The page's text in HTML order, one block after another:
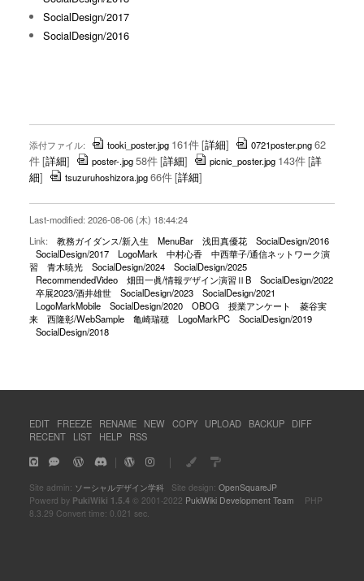
SocialDesign/2017
SocialDesign/2016
添付ファイル: tooki_poster.jpg 161件[詳細] 0721poster.png62
件[詳細] poster-.jpg58件[詳細] picnic_poster.jpg 143件[詳
細] tsuzuruhoshizora.jpg66件[詳細]
Last-modified: 2026-08-06 (木) 18:44:24
Link:
教務ガイダンス/新入生 MenuBar 浅田真優花
SocialDesign/2016
SocialDesign/2017
LogoMark 中村心香
中西華子/通信ネットワーク演
習
青木暁光 SocialDesign/2024
SocialDesign/2025
RecommendedVideo
畑田一眞/情報デザイン演習ⅡB
SocialDesign/2022
卒展2023/酒井雄世
SocialDesign/2023
SocialDesign/2021
LogoMarkMobile
SocialDesign/2020 OBOG 授業アンケート
菱谷実
来
西隆彰/WebSample 亀崎瑞穂 LogoMarkPC
SocialDesign/2019
SocialDesign/2018
EDIT FREEZE RENAME NEW COPY UPLOAD BACKUP
DIFF
RECENT
LIST HELP RSS
｜ ｜
Site admin: ソーシャルデザイン学科Site design: OpenSquareJP
Powerd by PukiWiki 1.5.4 © 2001-2022 PukiWiki Development Team PHP
8.3.29 Convert time: 0.021 sec.